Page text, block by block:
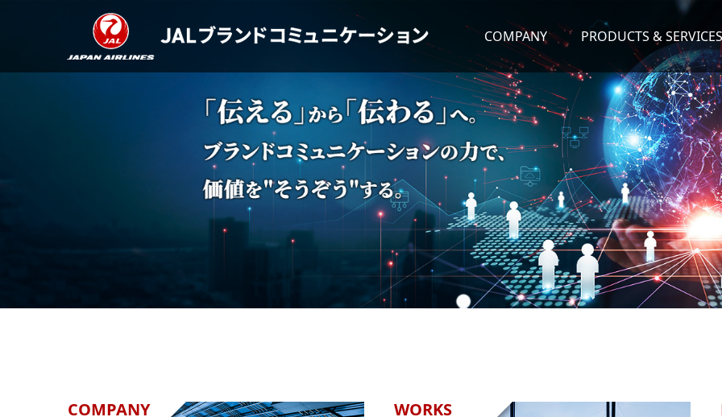
COMPANY PRODUCTS & SERVICES
COMPANY WORKS